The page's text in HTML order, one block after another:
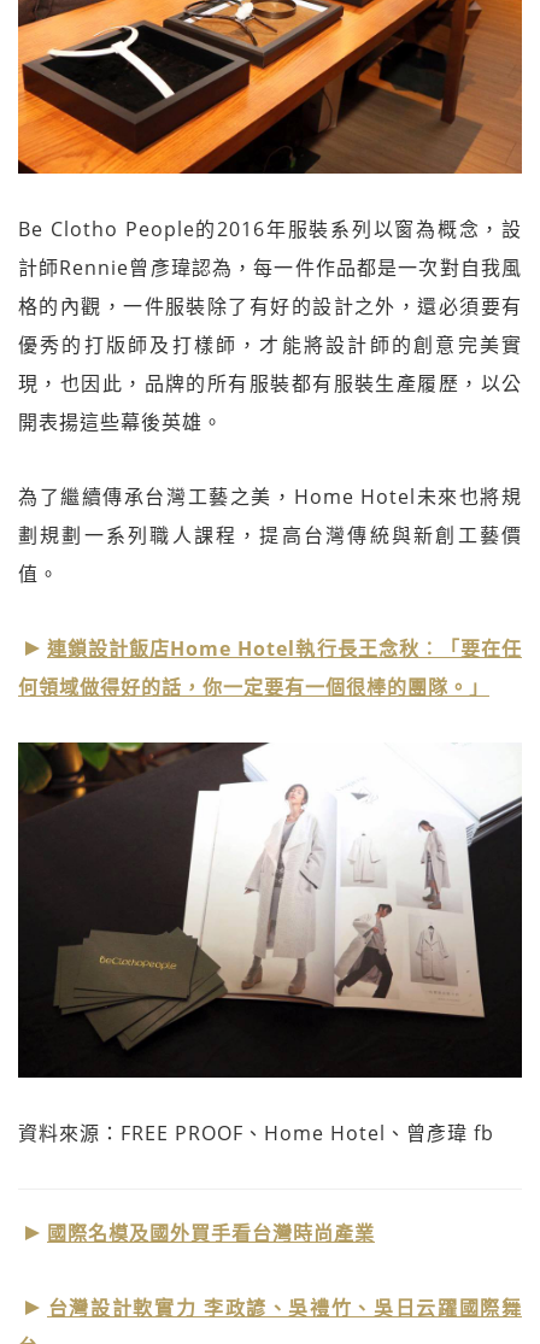
Be Clotho People的2016年服裝系列以窗為概念，設
計師Rennie曾彥瑋認為，每一件作品都是一次對自我風
格的內觀，一件服裝除了有好的設計之外，還必須要有
優秀的打版師及打樣師，才能將設計師的創意完美實
現，也因此，品牌的所有服裝都有服裝生產履歷，以公
開表揚這些幕後英雄。
為了繼續傳承台灣工藝之美，Home Hotel未來也將規
劃規劃一系列職人課程，提高台灣傳統與新創工藝價
值。
連鎖設計飯店Home Hotel執行長王念秋︰「要在任
何領域做得好的話，你一定要有一個很棒的團隊。」
資料來源：FREE PROOF、Home Hotel、曾彥瑋 fb
國際名模及國外買手看台灣時尚產業
台灣設計軟實力 李政諺、吳禮竹、吳日云躍國際舞